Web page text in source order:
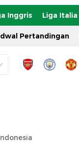
Inggris Liga Italia
Pertandingan